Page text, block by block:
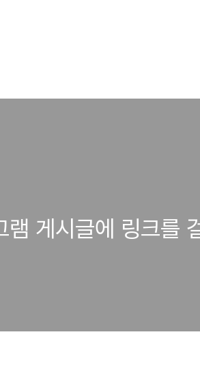
게시글에 링크를